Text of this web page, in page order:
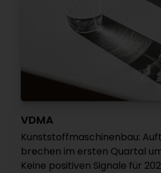
VDMA
Kunststoffmaschinenbau:
brechen im ersten Quartal
Keine positiven Signale für